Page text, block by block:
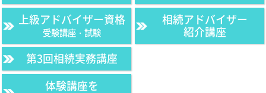
上級アドバイザー資格
受験講座・試験
第3回相続実務講座
相続アドバイザー
紹介講座
体験講座を